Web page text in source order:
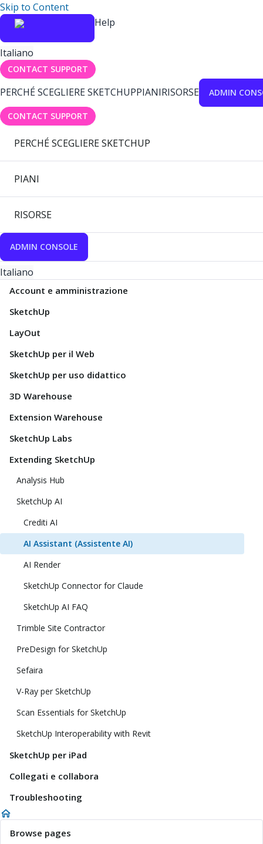
Skip to Content
Help
Italiano
CONTACT SUPPORT
PERCHÉ SCEGLIERE SKETCHUPPIANIRISORSE ADMIN
CONTACT SUPPORT
PERCHÉ SCEGLIERE SKETCHUP
PIANI
RISORSE
ADMIN CONSOLE
Italiano
Account e amministrazione
SketchUp
LayOut
SketchUp per il Web
SketchUp per uso didattico
3D Warehouse
Extension Warehouse
SketchUp Labs
Extending SketchUp
Analysis Hub
SketchUp AI
Crediti AI
AI Assistant (Assistente AI)
AI Render
SketchUp Connector for Claude
SketchUp AI FAQ
Trimble Site Contractor
PreDesign for SketchUp
Sefaira
V-Ray per SketchUp
Scan Essentials for SketchUp
SketchUp Interoperability with Revit
SketchUp per iPad
Collegati e collabora
Troubleshooting
Browse pages